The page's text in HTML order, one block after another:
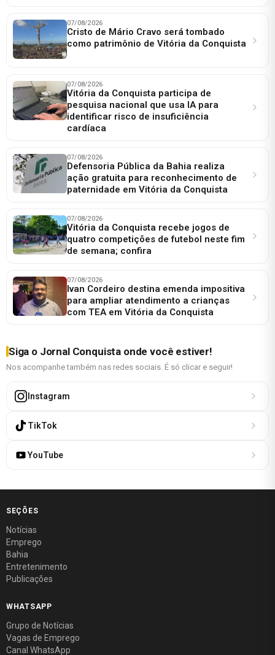
07/08/2026
Cristo de Mário Cravo será tombado
como patrimônio de Vitória da Conquista
07/08/2026
Vitória da Conquista participa de
pesquisa nacional que usa IA para
identificar risco de insuficiência
cardíaca
07/08/2026
Defensoria Pública da Bahia realiza
ação gratuita para reconhecimento de
paternidade em Vitória da Conquista
07/08/2026
Vitória da Conquista recebe jogos de
quatro competições de futebol neste fim
de semana; confira
07/08/2026
Ivan Cordeiro destina emenda impositiva
para ampliar atendimento a crianças
com TEA em Vitória da Conquista
Siga o Jornal Conquista onde você estiver!
Nos acompanhe também nas redes sociais. É só clicar e seguir!
Instagram
TikTok
YouTube
SEÇÕES
Notícias
Emprego
Bahia
Entretenimento
Publicações
WHATSAPP
Grupo de Notícias
Vagas de Emprego
Canal WhatsApp